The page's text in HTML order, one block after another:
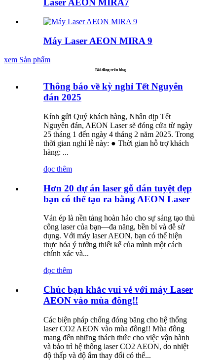
Laser AEON MIRA7
Máy Laser AEON MIRA 9
xem Sản phẩm
Bài đăng trên blog
Thông báo về kỳ nghỉ Tết Nguyên
đán 2025
Kính gửi Quý khách hàng, Nhân dịp Tết
Nguyên đán, AEON Laser sẽ đóng cửa từ ngày
25 tháng 1 đến ngày 4 tháng 2 năm 2025. Trong
thời gian nghỉ lễ này: ● Thời gian hỗ trợ khách
hàng: ...
đọc thêm
Hơn 20 dự án laser gỗ dán tuyệt đẹp
bạn có thể tạo ra bằng AEON Laser
Ván ép là nền tảng hoàn hảo cho sự sáng tạo thủ
công laser của bạn—đa năng, bền bỉ và dễ sử
dụng. Với máy laser AEON, bạn có thể hiện
thực hóa ý tưởng thiết kế của mình một cách
chính xác và...
đọc thêm
Chúc bạn khắc vui vẻ với máy Laser
AEON vào mùa đông!!
Các biện pháp chống đóng băng cho hệ thống
laser CO2 AEON vào mùa đông!! Mùa đông
mang đến những thách thức cho việc vận hành
và bảo trì hệ thống laser CO2 AEON, do nhiệt
độ thấp và độ ẩm thay đổi có thể...